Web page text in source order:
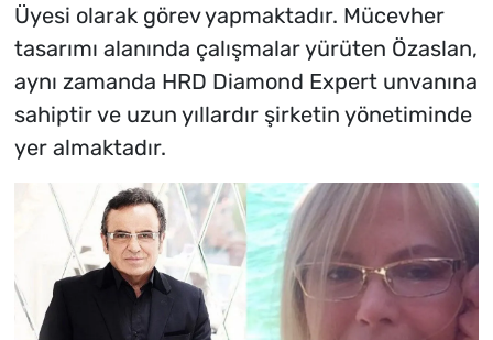
Üyesi olarak görev yapmaktadır. Mücevher
tasarımı alanında çalışmalar yürüten Özaslan,
aynı zamanda HRD Diamond Expert unvanına
sahiptir ve uzun yıllardır şirketin yönetiminde
yer almaktadır.